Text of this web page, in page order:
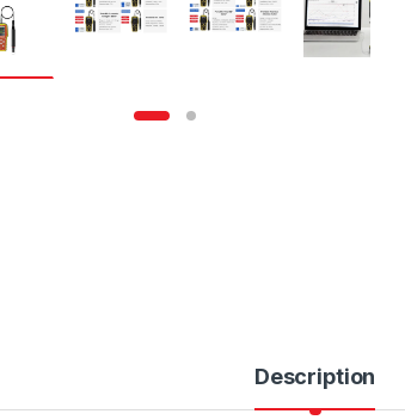
Description